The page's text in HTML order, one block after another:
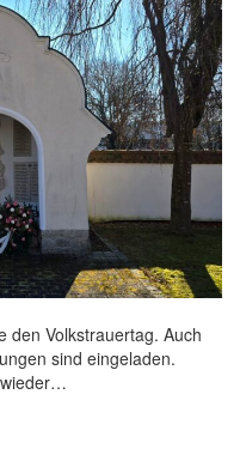
den Volkstrauertag. Auch
sind eingeladen.